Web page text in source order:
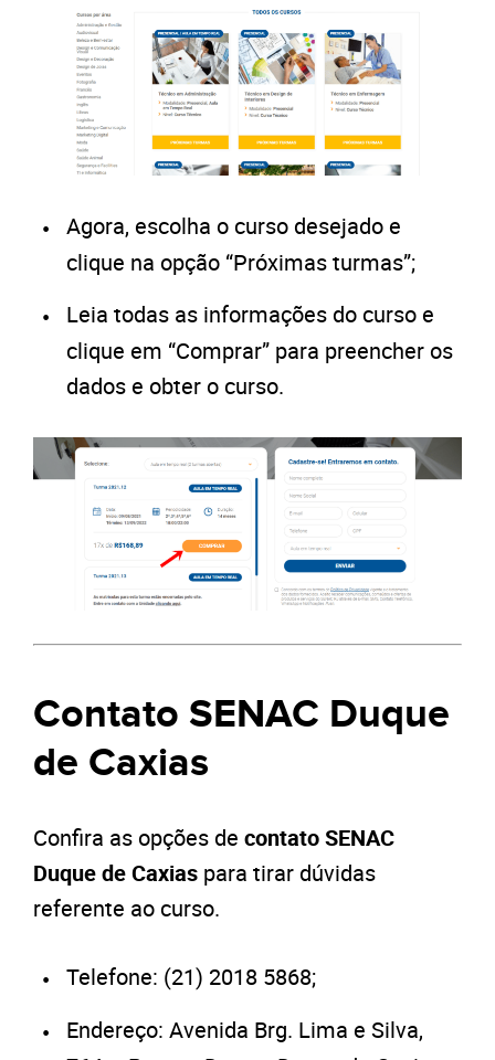
Agora, escolha o curso desejado e
clique na opção “Próximas turmas”;
Leia todas as informações do curso e
clique em “Comprar” para preencher os
dados e obter o curso.
Contato SENAC Duque
de Caxias
Confira as opções de contato SENAC
Duque de Caxias para tirar dúvidas
referente ao curso.
Telefone: (21) 2018 5868;
Endereço: Avenida Brg. Lima e Silva,